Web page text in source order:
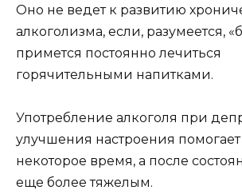
Оно не ведет к развитию
алкоголизма, если, разумеется,
примется постоянно лечиться
горячительными напитками.
Употребление алкоголя при
улучшения настроения
некоторое время, а после
еще более тяжелым.